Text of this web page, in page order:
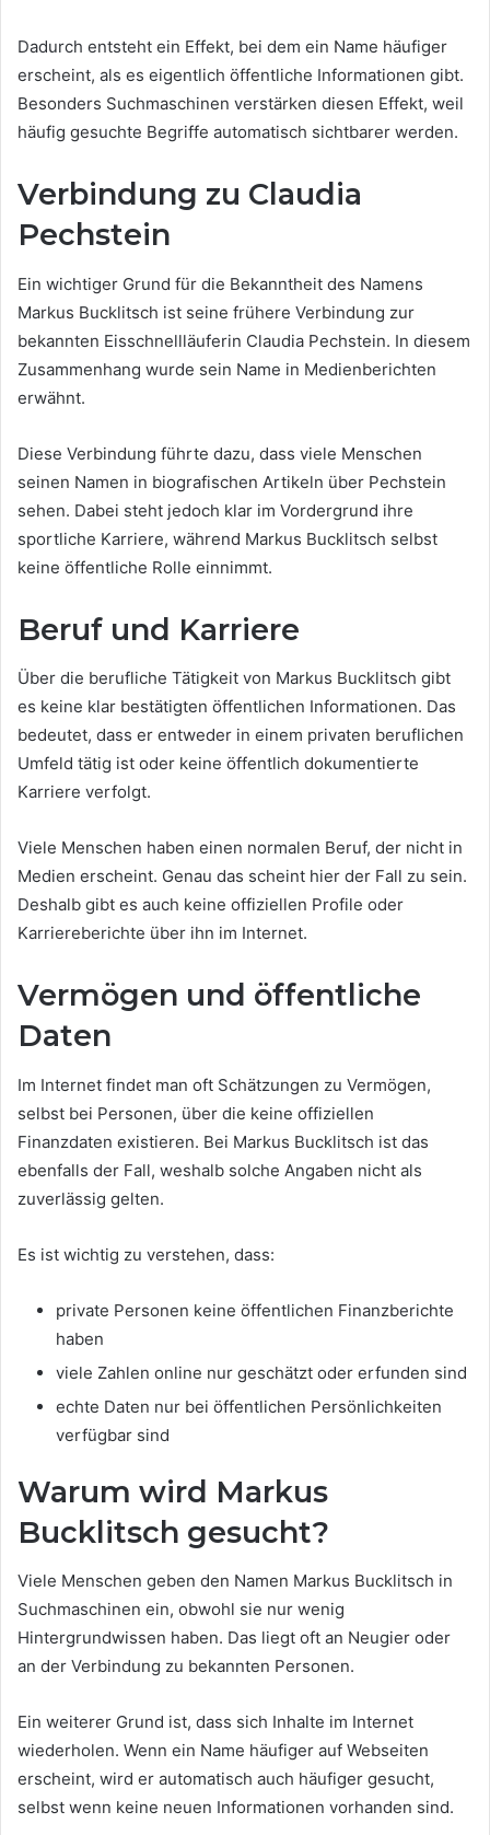
Dadurch entsteht ein Effekt, bei dem ein Name häufiger
erscheint, als es eigentlich öffentliche Informationen gibt.
Besonders Suchmaschinen verstärken diesen Effekt, weil
häufig gesuchte Begriffe automatisch sichtbarer werden.
Verbindung zu Claudia
Pechstein
Ein wichtiger Grund für die Bekanntheit des Namens
Markus Bucklitsch ist seine frühere Verbindung zur
bekannten Eisschnellläuferin Claudia Pechstein. In diesem
Zusammenhang wurde sein Name in Medienberichten
erwähnt.
Diese Verbindung führte dazu, dass viele Menschen
seinen Namen in biografischen Artikeln über Pechstein
sehen. Dabei steht jedoch klar im Vordergrund ihre
sportliche Karriere, während Markus Bucklitsch selbst
keine öffentliche Rolle einnimmt.
Beruf und Karriere
Über die berufliche Tätigkeit von Markus Bucklitsch gibt
es keine klar bestätigten öffentlichen Informationen. Das
bedeutet, dass er entweder in einem privaten beruflichen
Umfeld tätig ist oder keine öffentlich dokumentierte
Karriere verfolgt.
Viele Menschen haben einen normalen Beruf, der nicht in
Medien erscheint. Genau das scheint hier der Fall zu sein.
Deshalb gibt es auch keine offiziellen Profile oder
Karriereberichte über ihn im Internet.
Vermögen und öffentliche
Daten
Im Internet findet man oft Schätzungen zu Vermögen,
selbst bei Personen, über die keine offiziellen
Finanzdaten existieren. Bei Markus Bucklitsch ist das
ebenfalls der Fall, weshalb solche Angaben nicht als
zuverlässig gelten.
Es ist wichtig zu verstehen, dass:
private Personen keine öffentlichen Finanzberichte
haben
viele Zahlen online nur geschätzt oder erfunden sind
echte Daten nur bei öffentlichen Persönlichkeiten
verfügbar sind
Warum wird Markus
Bucklitsch gesucht?
Viele Menschen geben den Namen Markus Bucklitsch in
Suchmaschinen ein, obwohl sie nur wenig
Hintergrundwissen haben. Das liegt oft an Neugier oder
an der Verbindung zu bekannten Personen.
Ein weiterer Grund ist, dass sich Inhalte im Internet
wiederholen. Wenn ein Name häufiger auf Webseiten
erscheint, wird er automatisch auch häufiger gesucht,
selbst wenn keine neuen Informationen vorhanden sind.